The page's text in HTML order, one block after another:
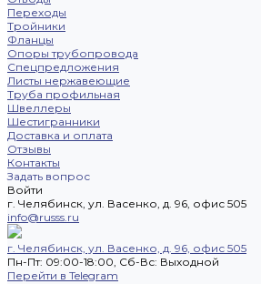
Переходы
Тройники
Фланцы
Опоры трубопровода
Спецпредложения
Листы нержавеющие
Труба профильная
Швеллеры
Шестигранники
Доставка и оплата
Отзывы
Контакты
Задать вопрос
Войти
г. Челябинск, ул. Васенко, д. 96, офис 505
info@russs.ru
г. Челябинск, ул. Васенко, д. 96, офис 505
Пн-Пт: 09:00-18:00, Cб-Вс: Выходной
Перейти в Telegram